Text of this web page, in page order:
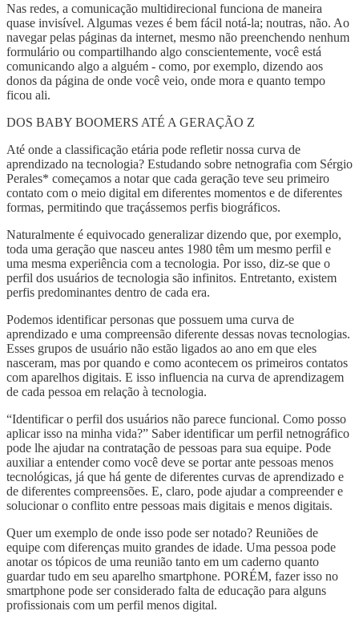
Nas redes, a comunicação multidirecional funciona de maneira
quase invisível. Algumas vezes é bem fácil notá-la; noutras, não. Ao
navegar pelas páginas da internet, mesmo não preenchendo nenhum
formulário ou compartilhando algo conscientemente, você está
comunicando algo a alguém - como, por exemplo, dizendo aos
donos da página de onde você veio, onde mora e quanto tempo
ficou ali.
DOS BABY BOOMERS ATÉ A GERAÇÃO Z
Até onde a classificação etária pode refletir nossa curva de
aprendizado na tecnologia? Estudando sobre netnografia com Sérgio
Perales* começamos a notar que cada geração teve seu primeiro
contato com o meio digital em diferentes momentos e de diferentes
formas, permitindo que traçássemos perfis biográficos.
Naturalmente é equivocado generalizar dizendo que, por exemplo,
toda uma geração que nasceu antes 1980 têm um mesmo perfil e
uma mesma experiência com a tecnologia. Por isso, diz-se que o
perfil dos usuários de tecnologia são infinitos. Entretanto, existem
perfis predominantes dentro de cada era.
Podemos identificar personas que possuem uma curva de
aprendizado e uma compreensão diferente dessas novas tecnologias.
Esses grupos de usuário não estão ligados ao ano em que eles
nasceram, mas por quando e como acontecem os primeiros contatos
com aparelhos digitais. E isso influencia na curva de aprendizagem
de cada pessoa em relação à tecnologia.
“Identificar o perfil dos usuários não parece funcional. Como posso
aplicar isso na minha vida?” Saber identificar um perfil netnográfico
pode lhe ajudar na contratação de pessoas para sua equipe. Pode
auxiliar a entender como você deve se portar ante pessoas menos
tecnológicas, já que há gente de diferentes curvas de aprendizado e
de diferentes compreensões. E, claro, pode ajudar a compreender e
solucionar o conflito entre pessoas mais digitais e menos digitais.
Quer um exemplo de onde isso pode ser notado? Reuniões de
equipe com diferenças muito grandes de idade. Uma pessoa pode
anotar os tópicos de uma reunião tanto em um caderno quanto
guardar tudo em seu aparelho smartphone. PORÉM, fazer isso no
smartphone pode ser considerado falta de educação para alguns
profissionais com um perfil menos digital.